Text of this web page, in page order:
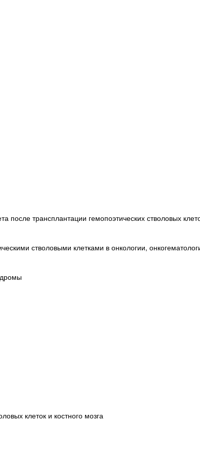
трансплантации гемопоэтических стволовых
стволовыми клетками в онкологии,
клеток и костного мозга